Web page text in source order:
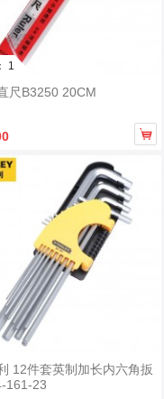
1
尺B3250 20CM

12件套英制加长内六角扳
161-23